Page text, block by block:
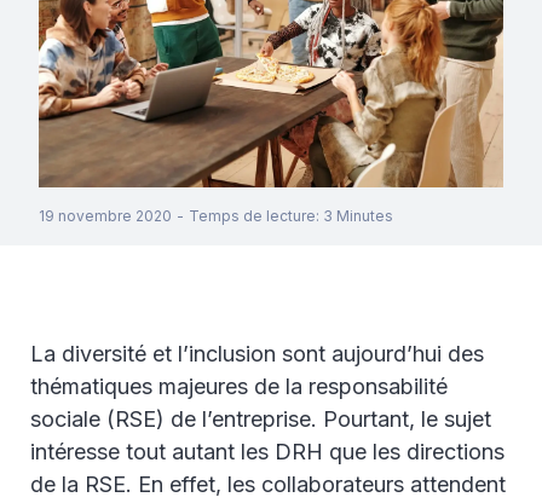
19 novembre 2020 - Temps de lecture: 3 Minutes
La diversité et l’inclusion sont aujourd’hui des
thématiques majeures de la responsabilité
sociale (RSE) de l’entreprise. Pourtant, le sujet
intéresse tout autant les DRH que les directions
de la RSE. En effet, les collaborateurs attendent